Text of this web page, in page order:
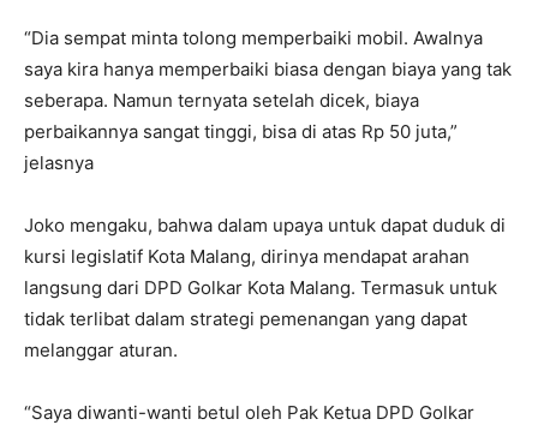
“Dia sempat minta tolong memperbaiki mobil. Awalnya
saya kira hanya memperbaiki biasa dengan biaya yang tak
seberapa. Namun ternyata setelah dicek, biaya
perbaikannya sangat tinggi, bisa di atas Rp 50 juta,”
jelasnya
Joko mengaku, bahwa dalam upaya untuk dapat duduk di
kursi legislatif Kota Malang, dirinya mendapat arahan
langsung dari DPD Golkar Kota Malang. Termasuk untuk
tidak terlibat dalam strategi pemenangan yang dapat
melanggar aturan.
“Saya diwanti-wanti betul oleh Pak Ketua DPD Golkar